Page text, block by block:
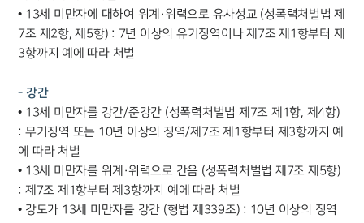
• 13세 미만자에 대하여 위계·위력으로 유사성교 (성폭력처벌법 제
7조 제2항, 제5항) : 7년 이상의 유기징역이나 제7조 제1항부터 제
3항까지 예에 따라 처벌
- 강간
• 13세 미만자를 강간/준강간 (성폭력처벌법 제7조 제1항, 제4항)
: 무기징역 또는 10년 이상의 징역/제7조 제1항부터 제3항까지 예
에 따라 처벌
• 13세 미만자를 위계·위력으로 간음 (성폭력처벌법 제7조 제5항)
: 제7조 제1항부터 제3항까지 예에 따라 처벌
• 강도가 13세 미만자를 강간 (형법 제339조) : 10년 이상의 징역